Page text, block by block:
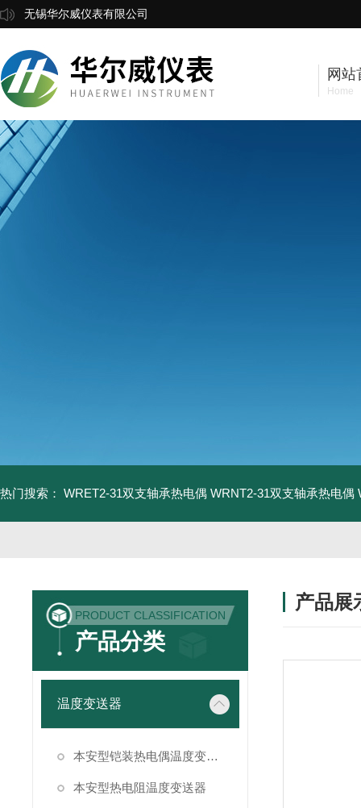
无锡华尔威仪表有限公司
网站
Home
热门搜索： WRET2-31双支轴承热电偶 WRNT2-31双支轴承热电偶
PRODUCT CLASSIFICATION
产品分类
温度变送器
本安型铠装热电偶温度变送器
本安型热电阻温度变送器
产品展